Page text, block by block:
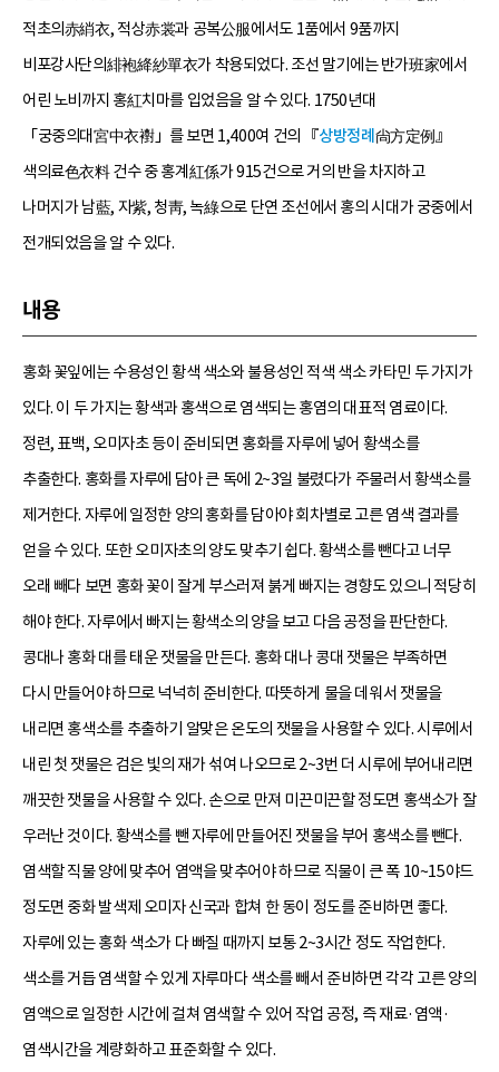
적초의赤綃衣, 적상赤裳과 공복公服에서도 1품에서 9품까지
비포강사단의緋袍絳紗單衣가 착용되었다. 조선 말기에는 반가班家에서
어린 노비까지 홍紅치마를 입었음을 알 수 있다. 1750년대
「궁중의대宮中衣襨」를 보면 1,400여 건의 『상방정례 尙方定例』
색의료色衣料 건수 중 홍계紅係가 915건으로 거의 반을 차지하고
나머지가 남藍, 자紫, 청靑, 녹綠으로 단연 조선에서 홍의 시대가 궁중에서
전개되었음을 알 수 있다.
내용
홍화 꽃잎에는 수용성인 황색 색소와 불용성인 적색 색소 카타민 두 가지가
있다. 이 두 가지는 황색과 홍색으로 염색되는 홍염의 대표적 염료이다.
정련, 표백, 오미자초 등이 준비되면 홍화를 자루에 넣어 황색소를
추출한다. 홍화를 자루에 담아 큰 독에 2~3일 불렸다가 주물러서 황색소를
제거한다. 자루에 일정한 양의 홍화를 담아야 회차별로 고른 염색 결과를
얻을 수 있다. 또한 오미자초의 양도 맞추기 쉽다. 황색소를 뺀다고 너무
오래 빼다 보면 홍화 꽃이 잘게 부스러져 붉게 빠지는 경향도 있으니 적당히
해야 한다. 자루에서 빠지는 황색소의 양을 보고 다음 공정을 판단한다.
콩대나 홍화 대를 태운 잿물을 만든다. 홍화 대나 콩대 잿물은 부족하면
다시 만들어야 하므로 넉넉히 준비한다. 따뜻하게 물을 데워서 잿물을
내리면 홍색소를 추출하기 알맞은 온도의 잿물을 사용할 수 있다. 시루에서
내린 첫 잿물은 검은 빛의 재가 섞여 나오므로 2~3번 더 시루에 부어내리면
깨끗한 잿물을 사용할 수 있다. 손으로 만져 미끈미끈할 정도면 홍색소가 잘
우러난 것이다. 황색소를 뺀 자루에 만들어진 잿물을 부어 홍색소를 뺀다.
염색할 직물 양에 맞추어 염액을 맞추어야 하므로 직물이 큰 폭 10~15야드
정도면 중화 발색제 오미자 신국과 합쳐 한 동이 정도를 준비하면 좋다.
자루에 있는 홍화 색소가 다 빠질 때까지 보통 2~3시간 정도 작업한다.
색소를 거듭 염색할 수 있게 자루마다 색소를 빼서 준비하면 각각 고른 양의
염액으로 일정한 시간에 걸쳐 염색할 수 있어 작업 공정, 즉 재료·염액·
염색시간을 계량화하고 표준화할 수 있다.